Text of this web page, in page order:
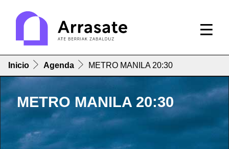
Inicio Agenda METRO MANILA 20:30
METRO MANILA 20:30